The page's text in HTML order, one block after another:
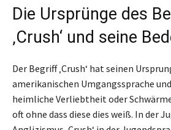
Die Ursprünge des
‚Crush‘ und seine
Der Begriff ‚Crush‘ hat seinen
amerikanischen Umgangssprache
heimliche Verliebtheit oder
oft ohne dass diese dies weiß. In der